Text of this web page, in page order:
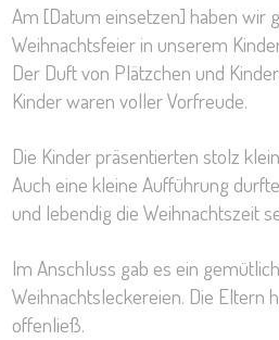
Am [Datum einsetzen] haben wir
Weihnachtsfeier in unserem
Der Duft von Plätzchen und
Kinder waren voller Vorfreude.
Die Kinder präsentierten stolz
Auch eine kleine Aufführung
und lebendig die Weihnachtszeit
Im Anschluss gab es ein
Weihnachtsleckereien. Die Eltern
offenließ.